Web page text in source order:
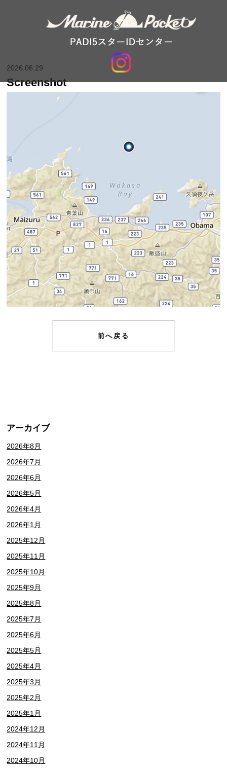
2026.06.29
Screenshot
前へ戻る
アーカイブ
2026年8月
2026年7月
2026年6月
2026年5月
2026年4月
2026年1月
2025年12月
2025年11月
2025年10月
2025年9月
2025年8月
2025年7月
2025年6月
2025年5月
2025年4月
2025年3月
2025年2月
2025年1月
2024年12月
2024年11月
2024年10月